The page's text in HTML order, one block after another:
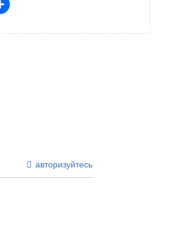
авторизуйтесь